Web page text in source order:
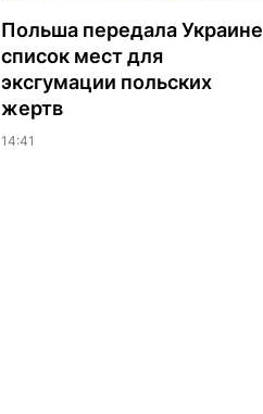
Польша передала Украине
список мест для
эксгумации польских
жертв
14:41